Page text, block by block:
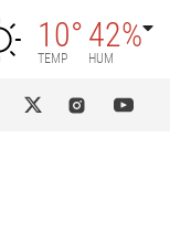
10°
TEMP
42%
HUM